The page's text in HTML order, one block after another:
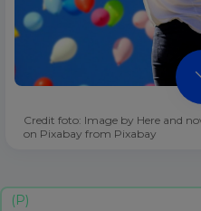
Credit foto: Image by Here and
on Pixabay from Pixabay